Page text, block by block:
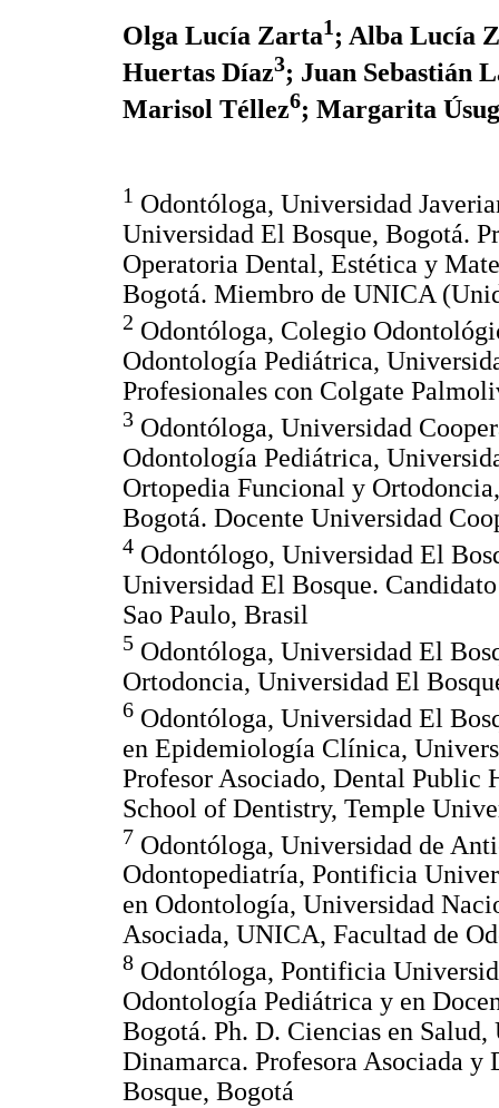
Olga Lucía Zarta1; Alba Lucía
Huertas Díaz3; Juan Sebastián
Marisol Téllez6; Margarita
1 Odontóloga, Universidad
Universidad El Bosque, Bogotá.
Operatoria Dental, Estética y
Bogotá. Miembro de UNICA
2 Odontóloga, Colegio
Odontología Pediátrica,
Profesionales con Colgate
3 Odontóloga, Universidad
Odontología Pediátrica,
Ortopedia Funcional y
Bogotá. Docente Universidad
4 Odontólogo, Universidad El
Universidad El Bosque.
Sao Paulo, Brasil
5 Odontóloga, Universidad El
Ortodoncia, Universidad El
6 Odontóloga, Universidad El
en Epidemiología Clínica,
Profesor Asociado, Dental Public
School of Dentistry, Temple
7 Odontóloga, Universidad de
Odontopediatría, Pontificia
en Odontología, Universidad
Asociada, UNICA, Facultad de
8 Odontóloga, Pontificia
Odontología Pediátrica y en
Bogotá. Ph. D. Ciencias en
Dinamarca. Profesora Asociada
Bosque, Bogotá